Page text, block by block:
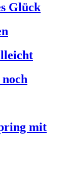
Glück
mit